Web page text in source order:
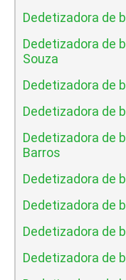
Dedetizadora de
Dedetizadora de
Souza
Dedetizadora de
Dedetizadora de
Dedetizadora de
Barros
Dedetizadora de
Dedetizadora de
Dedetizadora de
Dedetizadora de